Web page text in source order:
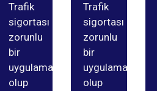
Trafik
sigortası
zorunlu
bir
uygulama
olup
Trafik
sigortası
zorunlu
bir
uygulama
olup